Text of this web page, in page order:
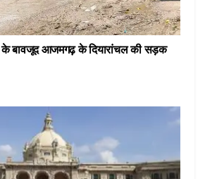
के बावजूद आजमगढ़ के दियारांचल की सड़क